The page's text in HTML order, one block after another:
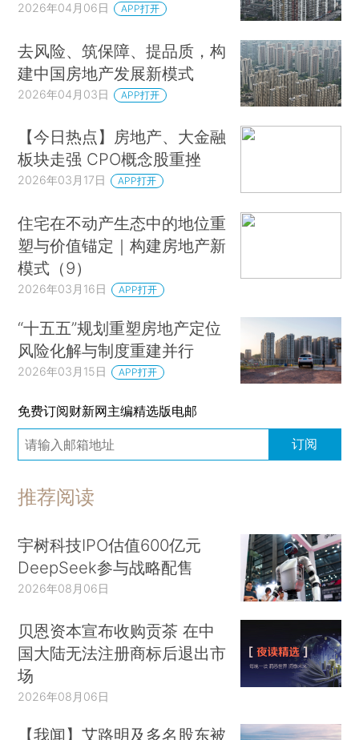
2026年04月06日 APP打开
去风险、筑保障、提品质，构
建中国房地产发展新模式
2026年04月03日 APP打开
【今日热点】房地产、大金融
板块走强 CPO概念股重挫
2026年03月17日 APP打开
住宅在不动产生态中的地位重
塑与价值锚定｜构建房地产新
模式（9）
2026年03月16日 APP打开
“十五五”规划重塑房地产定位
风险化解与制度重建并行
2026年03月15日 APP打开
免费订阅财新网主编精选版电邮
订阅
推荐阅读
宇树科技IPO估值600亿元
DeepSeek参与战略配售
2026年08月06日
贝恩资本宣布收购贡茶 在中
国大陆无法注册商标后退出市
场
2026年08月06日
【我闻】艾路明及多名股东被